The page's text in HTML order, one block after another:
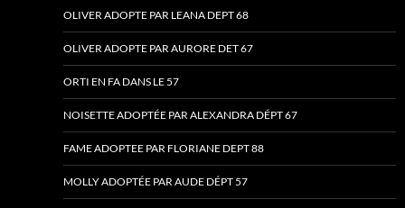
OLIVER ADOPTE PAR LEANA DEPT 68
OLIVER ADOPTE PAR AURORE DET 67
ORTI EN FA DANS LE 57
NOISETTE ADOPTÉE PAR ALEXANDRA DÉPT 67
FAME ADOPTEE PAR FLORIANE DEPT 88
MOLLY ADOPTÉE PAR AUDE DÉPT 57